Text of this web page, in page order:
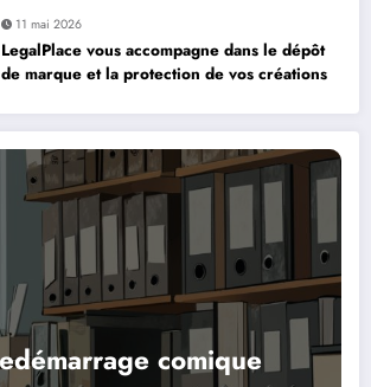
11 mai 2026
LegalPlace vous accompagne dans le dépôt
de marque et la protection de vos créations
comique